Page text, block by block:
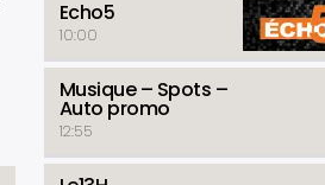
Echo5
10:00
Musique – Spots –
Auto promo
12:55